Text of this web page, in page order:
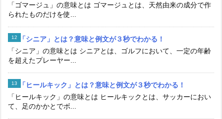
「ゴマージュ」の意味とは ゴマージュとは、天然由来の成分で作
られたものだけを使...
「シニア」とは？意味と例文が３秒でわかる！
「シニア」の意味とは シニアとは、ゴルフにおいて、一定の年齢
を超えたプレーヤー...
「ヒールキック」とは？意味と例文が３秒でわかる！
「ヒールキック」の意味とは ヒールキックとは、サッカーにおい
て、足のかかとでボ...